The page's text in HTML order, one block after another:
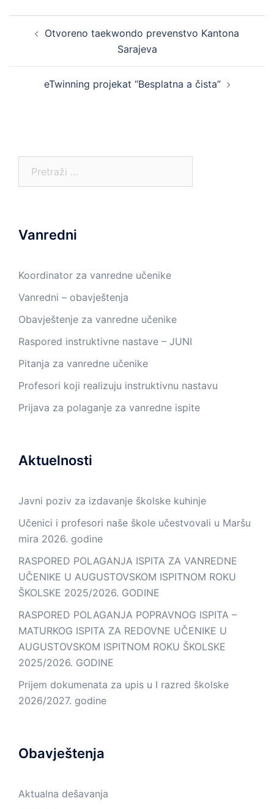
navigation
Otvoreno taekwondo prevenstvo Kantona
Sarajeva
eTwinning projekat “Besplatna a čista”
Vanredni
Koordinator za vanredne učenike
Vanredni – obavještenja
Obavještenje za vanredne učenike
Raspored instruktivne nastave – JUNI
Pitanja za vanredne učenike
Profesori koji realizuju instruktivnu nastavu
Prijava za polaganje za vanredne ispite
Aktuelnosti
Javni poziv za izdavanje školske kuhinje
Učenici i profesori naše škole učestvovali u Maršu
mira 2026. godine
RASPORED POLAGANJA ISPITA ZA VANREDNE
UČENIKE U AUGUSTOVSKOM ISPITNOM ROKU
ŠKOLSKE 2025/2026. GODINE
RASPORED POLAGANJA POPRAVNOG ISPITA –
MATURKOG ISPITA ZA REDOVNE UČENIKE U
AUGUSTOVSKOM ISPITNOM ROKU ŠKOLSKE
2025/2026. GODINE
Prijem dokumenata za upis u I razred školske
2026/2027. godine
Obavještenja
Aktualna dešavanja